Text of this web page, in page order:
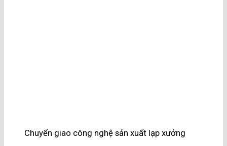
Chuyển giao công nghệ sản xuất lạp xưởng